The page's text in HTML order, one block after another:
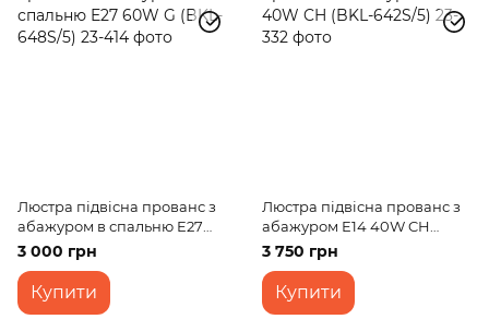
Люстра підвісна прованс з
абажуром в спальню E27
60W G (BKL-648S/5)
3 000 грн
Купити
Люстра підвісна прованс з
абажуром E14 40W CH
(BKL-642S/5)
3 750 грн
Купити